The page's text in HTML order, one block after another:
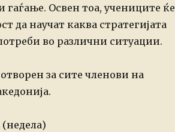
гаѓање. Освен тоа, учениците ќе
да научат каквастратегијата
во различни ситуации.
за сите членови на
(недела)